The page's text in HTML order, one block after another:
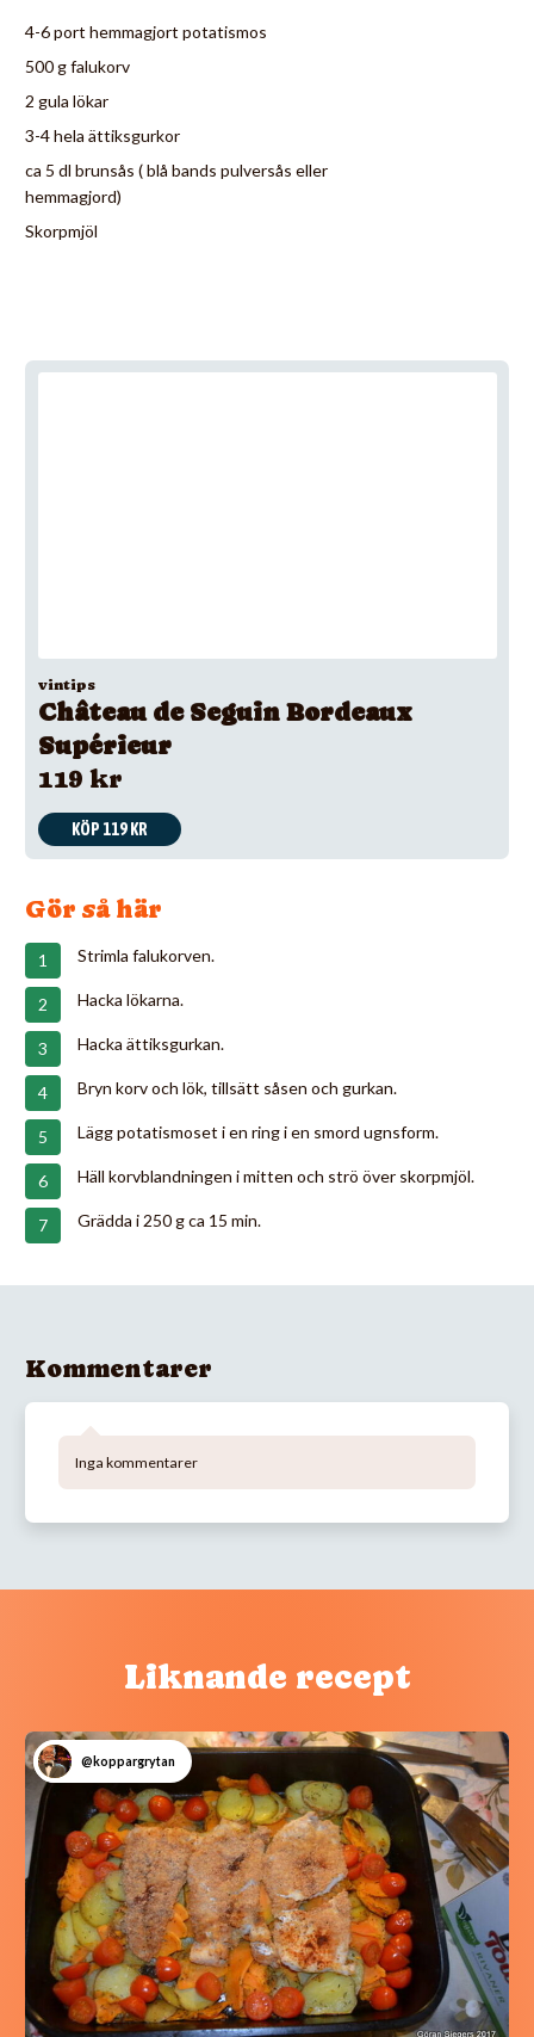
4-6 port hemmagjort potatismos
500 g falukorv
2 gula lökar
3-4 hela ättiksgurkor
ca 5 dl brunsås ( blå bands pulversås eller
hemmagjord)
Skorpmjöl
vintips
Château de Seguin Bordeaux
Supérieur
119 kr
KÖP 119 KR
Gör så här
Strimla falukorven.
Hacka lökarna.
Hacka ättiksgurkan.
Bryn korv och lök, tillsätt såsen och gurkan.
Lägg potatismoset i en ring i en smord ugnsform.
Häll korvblandningen i mitten och strö över skorpmjöl.
Grädda i 250 g ca 15 min.
Kommentarer
Inga kommentarer
Liknande recept
@koppargrytan